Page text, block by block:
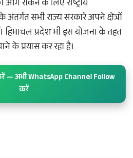
आग रोकने के लिए राष्ट्रीय
अंतर्गत सभी राज्य सरकारें अपने क्षेत्रों
हिमाचल प्रदेश भी इस योजना के तहत
के प्रयास कर रहा है।
— अभी WhatsApp Channel Follow
करें